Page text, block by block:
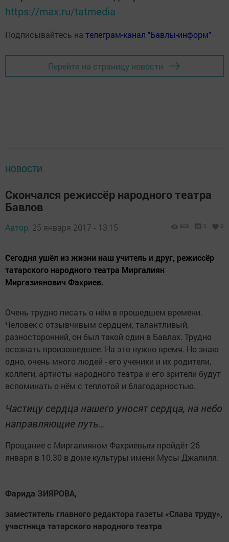
https://max.ru/tatmedia
Подписывайтесь на телеграм-канал "Бавлы-информ"
Перейти на страницу новости
НОВОСТИ
Скончался режиссёр народного театра
Бавлов
Автор, 25 января 2017 - 13:15 806 0 0
Сегодня ушёл из жизни наш учитель и друг, режиссёр
татарского народного театра Миргалиян
Миргазиянович Фахриев.
Очень трудно писать о нём в прошедшем времени.
Человек с отзывчивым сердцем, талантливый,
разносторонний, он был такой один в Бавлах. Трудно
осознать произошедшее. На это нужно время. Но знаю
одно, очень много людей - его ученики и их родители,
коллеги, артисты народного театра и его зрители будут
вспоминать о нём с теплотой и благодарностью.
Частицу сердца нашего уносят сердца, на небо
направляющие путь…
Прощание с Миргалияном Фахриевым пройдёт 26
января в 10.30 в доме культуры имени Мусы Джалиля.
Фарида ЗИЯРОВА,
заместитель главного редактора газеты «Слава труду»,
участница татарского народного театра